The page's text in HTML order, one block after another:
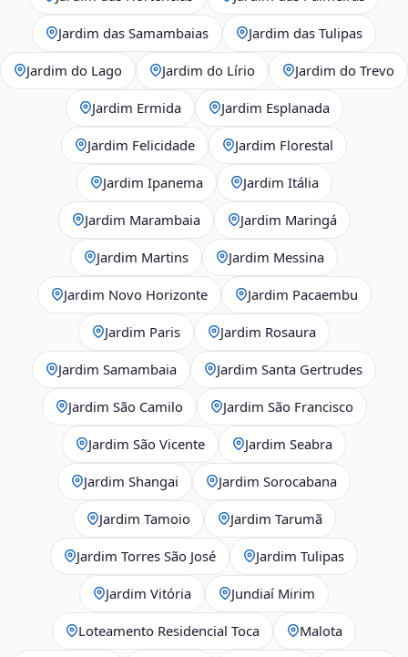
Jardim das Samambaias Jardim das Tulipas
Jardim do Lago Jardim do Lírio Jardim do Trevo
Jardim Ermida Jardim Esplanada
Jardim Felicidade Jardim Florestal
Jardim Ipanema Jardim Itália
Jardim Marambaia Jardim Maringá
Jardim Martins Jardim Messina
Jardim Novo Horizonte Jardim Pacaembu
Jardim Paris Jardim Rosaura
Jardim Samambaia Jardim Santa Gertrudes
Jardim São Camilo Jardim São Francisco
Jardim São Vicente Jardim Seabra
Jardim Shangai Jardim Sorocabana
Jardim Tamoio Jardim Tarumã
Jardim Torres São José Jardim Tulipas
Jardim Vitória Jundiaí Mirim
Loteamento Residencial Toca Malota